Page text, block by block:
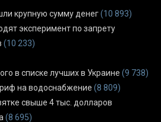
крупную сумму денег(10 893)
эксперимент по запрету
(10 233)
в списке лучших в Украине (9 738)
на водоснабжение (8 809)
свыше 4 тыс. долларов
(8 695)